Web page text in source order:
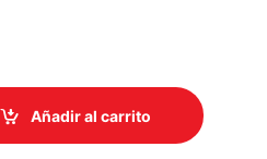
2BAY 2GB quantity
Añadir al carrito